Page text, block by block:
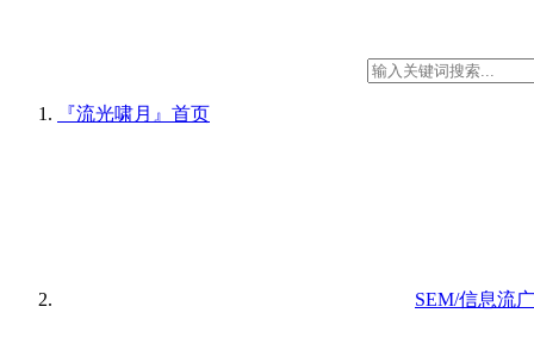
『流光啸月』 首页
SEM/信息流